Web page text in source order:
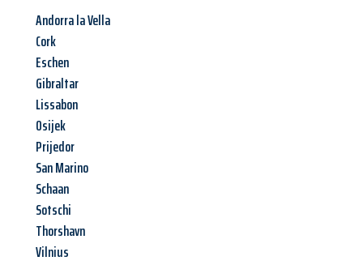
Andorra la Vella
Cork
Eschen
Gibraltar
Lissabon
Osijek
Prijedor
San Marino
Schaan
Sotschi
Thorshavn
Vilnius